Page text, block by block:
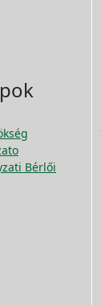
Bérlői